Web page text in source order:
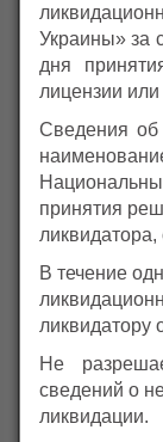
Украины» за
дня
лицензии
Сведения об
принятия
В течение
ликвидатору
Не
сведений о
ликвидации.